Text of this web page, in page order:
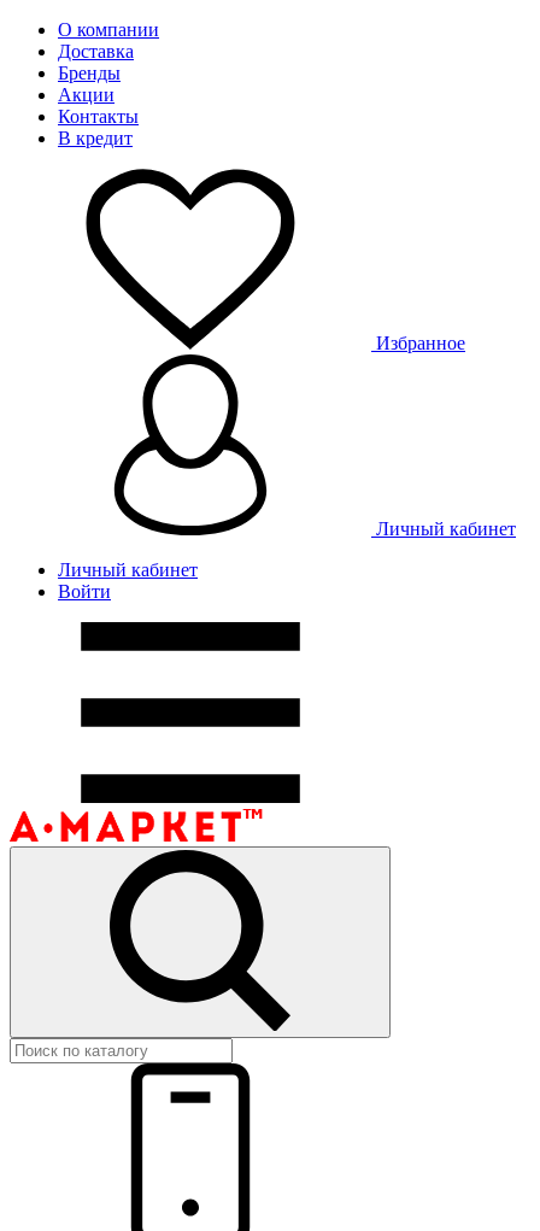
О компании
Доставка
Бренды
Акции
Контакты
В кредит
Избранное
Личный кабинет
Личный кабинет
Войти